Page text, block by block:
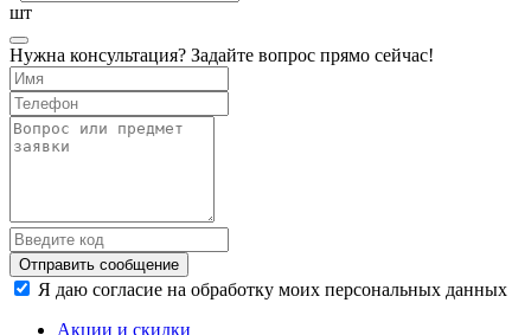
шт
Нужна консультация? Задайте вопрос прямо сейчас!
Отправить сообщение
Я даю согласие на обработку моих персональных данных
Акции и скидки